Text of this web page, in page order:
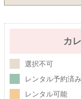
カ
選択不可
レンタル予約済み
レンタル可能